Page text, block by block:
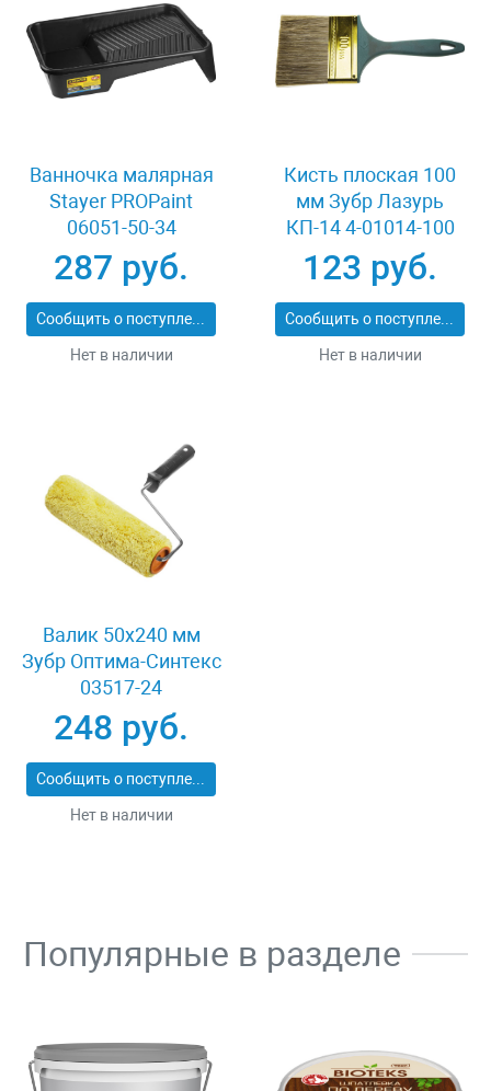
Ванночка малярная
Stayer PROPaint
06051-50-34
287 руб.
Сообщить о поступлении
Нет в наличии
Кисть плоская 100
мм Зубр Лазурь
КП-14 4-01014-100
123 руб.
Сообщить о поступлении
Нет в наличии
Валик 50x240 мм
Зубр Оптима-Синтекс
03517-24
248 руб.
Сообщить о поступлении
Нет в наличии
Популярные в разделе